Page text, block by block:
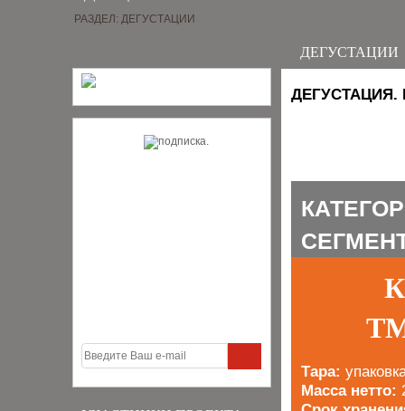
РАЗДЕЛ: ДЕГУСТАЦИИ
ДЕГУСТАЦИИ
ДЕГУСТАЦИЯ.
ТМ
Тара:
Масса нетто: